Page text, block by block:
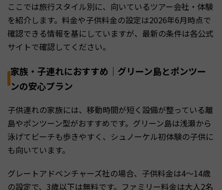
ここでは旅行スタイル別に、向いているツアー会社・体験
を紹介します。料金や子供料金の設定は2026年6月時点で
確認できる情報を基にしていますが、最新の条件は各公式
サイトで確認してください。
家族・子連れにおすすめ｜グリーン島とポンツー
ンの安心プラン
子供連れの家族には、移動時間が短く設備が整っている離
島やポンツーン型がおすすめです。グリーン島は浅瀬から
泳げてビーチも歩きやすく、シュノーケル初体験の子供に
も向いています。
グレートアドベンチャーズ社の場合、子供料金は4〜14歳
の設定で、3歳以下は無料です。ファミリー料金は大人2名